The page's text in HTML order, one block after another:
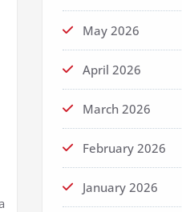
May 2026
April 2026
March 2026
February 2026
January 2026